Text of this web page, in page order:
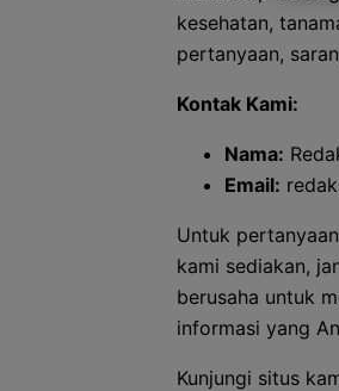
kesehatan,
pertanyaan,
Kontak Kami:
Nama:
Email:
Untuk
kami sediakan,
berusaha untuk
informasi yang
Kunjungi situs